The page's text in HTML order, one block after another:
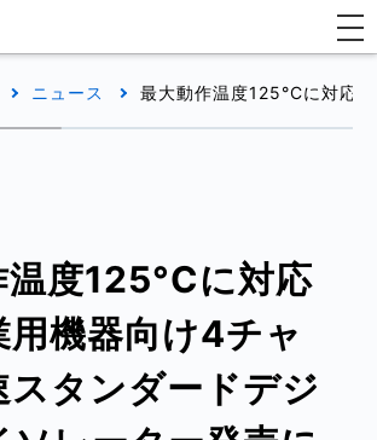
ニュース 最大動作温度125°Cに対応
温度125°Cに対応
用機器向け4チャ
スタンダードデジ